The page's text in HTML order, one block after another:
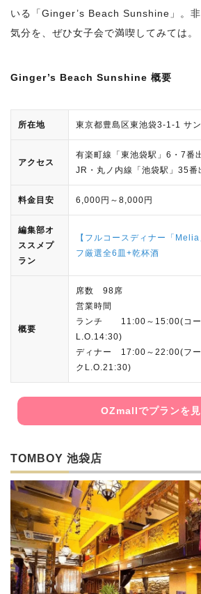
いる「Ginger’s Beach Sunshine」。
気分を、ぜひ女子会で満喫してみては。
Ginger’s Beach Sunshine 概要
所在地 東京都豊島区東池袋3-1-1 サ
アクセス
有楽町線「東池袋駅」6・7番
JR・丸ノ内線「池袋駅」35番
料金目安 6,000円～8,000円
編集部オ
ススメプ
ラン
【フルコースディナー「
フ厳選全6皿+乾杯酒
概要
席数 98席
営業時間
ランチ 11:00～15:00(コー
L.O.14:30)
ディナー 17:00～22:00(フ
クL.O.21:30)
OZmallでプランを
TOMBOY 池袋店